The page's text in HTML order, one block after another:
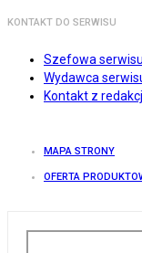
KONTAKT DO SERWISU
Szefowa
Wydawca
Kontakt z
MAPA STRONY
OFERTA